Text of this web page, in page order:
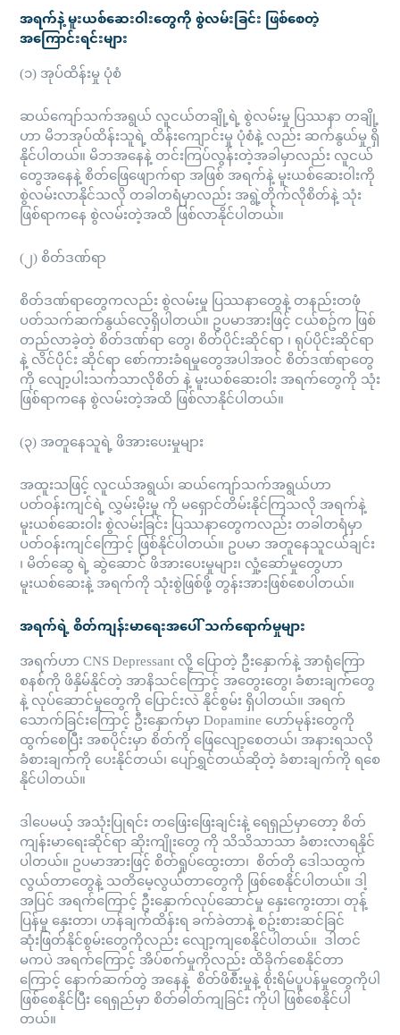
အရက်နဲ့ မူးယစ်ဆေးဝါးတွေကို စွဲလမ်းခြင်း ဖြစ်စေတဲ့
အကြောင်းရင်းများ
(၁) အုပ်ထိန်းမှု ပုံစံ
ဆယ်ကျော်သက်အရွယ် လူငယ်တချို့ရဲ့ စွဲလမ်းမှု ပြဿနာ တချို့
ဟာ မိဘအုပ်ထိန်းသူရဲ့ ထိန်းကျောင်းမှု ပုံစံနဲ့ လည်း ဆက်နွယ်မှု ရှိ
နိုင်ပါတယ်။ မိဘအနေနဲ့ တင်းကြပ်လွန်းတဲ့အခါမှာလည်း လူငယ်
တွေအနေနဲ့ စိတ်ဖြေဖျောက်ရာ အဖြစ် အရက်နဲ့ မူးယစ်ဆေးဝါးကို
စွဲလမ်းလာနိုင်သလို တခါတရံမှာလည်း အရွဲ့တိုက်လိုစိတ်နဲ့ သုံး
ဖြစ်ရာကနေ စွဲလမ်းတဲ့အထိ ဖြစ်လာနိုင်ပါတယ်။
(၂) စိတ်ဒဏ်ရာ
စိတ်ဒဏ်ရာတွေကလည်း စွဲလမ်းမှု ပြဿနာတွေနဲ့ တနည်းတဖုံ
ပတ်သက်ဆက်နွယ်လေ့ရှိပါတယ်။ ဥပမာအားဖြင့် ငယ်စဥ်က ဖြစ်
တည်လာခဲ့တဲ့ စိတ်ဒဏ်ရာ တွေ၊ စိတ်ပိုင်းဆိုင်ရာ ၊ ရုပ်ပိုင်းဆိုင်ရာ
နဲ့ လိင်ပိုင်း ဆိုင်ရာ စော်ကားခံရမှုတွေအပါအဝင် စိတ်ဒဏ်ရာတွေ
ကို လျော့ပါးသက်သာလိုစိတ် နဲ့ မူးယစ်ဆေးဝါး အရက်တွေကို သုံး
ဖြစ်ရာကနေ စွဲလမ်းတဲ့အထိ ဖြစ်လာနိုင်ပါတယ်။
(၃) အတူနေသူရဲ့ ဖိအားပေးမှုများ
အထူးသဖြင့် လူငယ်အရွယ်၊ ဆယ်ကျော်သက်အရွယ်ဟာ
ပတ်ဝန်းကျင်ရဲ့ လွှမ်းမိုးမှု ကို မရှောင်တိမ်းနိုင်ကြသလို အရက်နဲ့
မူးယစ်ဆေးဝါး စွဲလမ်းခြင်း ပြဿနာတွေကလည်း တခါတရံမှာ
ပတ်ဝန်းကျင်ကြောင့် ဖြစ်နိုင်ပါတယ်။ ဥပမာ အတူနေသူငယ်ချင်း
၊ မိတ်ဆွေ ရဲ့ ဆွဲဆောင် ဖိအားပေးမှုများ၊ လှုံ့ဆော်မှုတွေဟာ
မူးယစ်ဆေးနဲ့ အရက်ကို သုံးစွဲဖြစ်ဖို့ တွန်းအားဖြစ်စေပါတယ်။
အရက်ရဲ့ စိတ်ကျန်းမာရေးအပေါ် သက်ရောက်မှုများ
အရက်ဟာ CNS Depressant လို့ ပြောတဲ့ ဦးနှောက်နဲ့ အာရုံကြော
စနစ်ကို ဖိနှိမ်နိုင်တဲ့ အာနိသင်ကြောင့် အတွေးတွေ၊ ခံစားချက်တွေ
နဲ့ လုပ်ဆောင်မှုတွေကို ပြောင်းလဲ နိုင်စွမ်း ရှိပါတယ်။ အရက်
သောက်ခြင်းကြောင့် ဦးနှောက်မှာ Dopamine ဟော်မုန်းတွေကို
ထွက်စေပြီး အစပိုင်းမှာ စိတ်ကို ဖြေလျော့စေတယ်၊ အနားရသလို
ခံစားချက်ကို ပေးနိုင်တယ်၊ ပျော်ရွှင်တယ်ဆိုတဲ့ ခံစားချက်ကို ရစေ
နိုင်ပါတယ်။
ဒါပေမယ့် အသုံးပြုရင်း တဖြေးဖြေးချင်းနဲ့ ရေရှည်မှာတော့ စိတ်
ကျန်းမာရေးဆိုင်ရာ ဆိုးကျိုးတွေ ကို သိသိသာသာ ခံစားလာရနိုင်
ပါတယ်။ ဥပမာအားဖြင့် စိတ်ရှုပ်ထွေးတာ၊ စိတ်တို ဒေါသထွက်
လွယ်တာတွေနဲ့ သတိမေ့လွယ်တာတွေကို ဖြစ်စေနိုင်ပါတယ်။ ဒါ့
အပြင် အရက်ကြောင့် ဦးနှောက်လုပ်ဆောင်မှု နှေးကွေးတာ၊ တုန့်
ပြန်မှု နှေးတာ၊ ဟန်ချက်ထိန်းရ ခက်ခဲတာနဲ့ စဥ်းစားဆင်ခြင်
ဆုံးဖြတ်နိုင်စွမ်းတွေကိုလည်း လျော့ကျစေနိုင်ပါတယ်။ ဒါတင်
မကပဲ အရက်ကြောင့် အိပ်စက်မှုကိုလည်း ထိခိုက်စေနိုင်တာ
ကြောင့် နောက်ဆက်တွဲ အနေနဲ့ စိတ်ဖိစီးမှုနဲ့ စိုးရိမ်ပူပန်မှုတွေကိုပါ
ဖြစ်စေနိုင်ပြီး ရေရှည်မှာ စိတ်ဓါတ်ကျခြင်း ကိုပါ ဖြစ်စေနိုင်ပါ
တယ်။